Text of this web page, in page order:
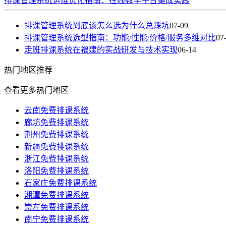
排课管理系统到底该怎么选为什么总踩坑07-09
排课管理系统选型指南：功能/性能/价格/服务多维对比
走班排课系统在福建的实战研发与技术实现06-14
热门 地区推荐
查看更多热门地区
云南免费排课系统
廊坊免费排课系统
荆州免费排课系统
新疆免费排课系统
浙江免费排课系统
洛阳免费排课系统
石家庄免费排课系统
湘潭免费排课系统
崇左免费排课系统
南宁免费排课系统